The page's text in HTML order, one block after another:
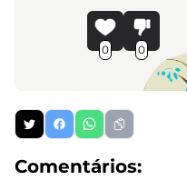
0 0
Comentários: